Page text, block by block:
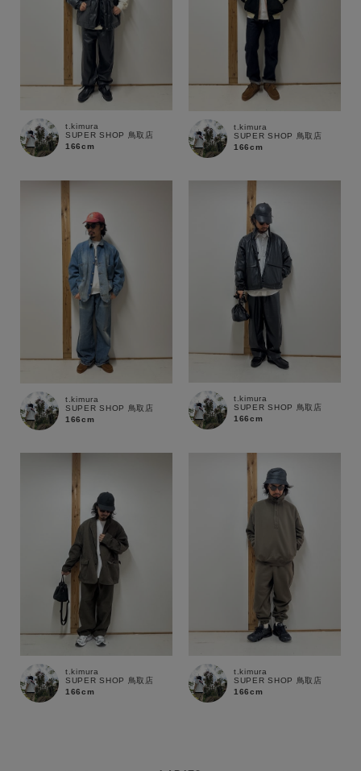
t.kimura
SUPER SHOP 鳥取店
166cm
t.kimura
SUPER SHOP 鳥取店
166cm
t.kimura
SUPER SHOP 鳥取店
166cm
t.kimura
SUPER SHOP 鳥取店
166cm
t.kimura
SUPER SHOP 鳥取店
166cm
t.kimura
SUPER SHOP 鳥取店
166cm